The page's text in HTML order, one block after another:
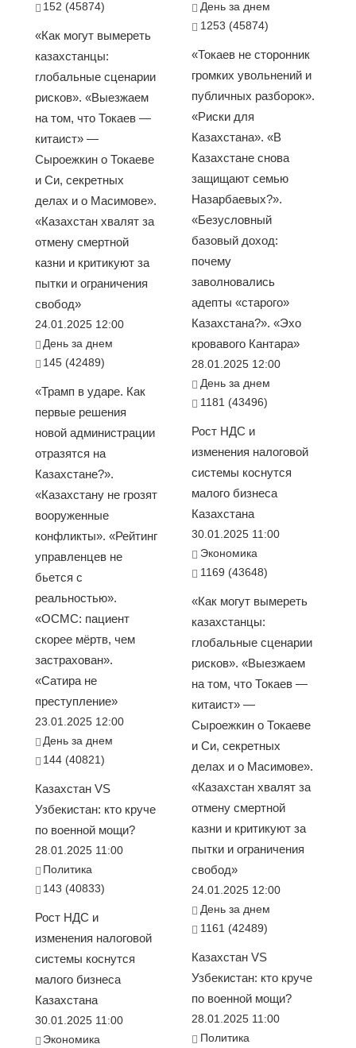
152 (45874)
«Как могут вымереть
казахстанцы:
глобальные сценарии
рисков». «Выезжаем
на том, что Токаев —
китаист» —
Сыроежкин о Токаеве
и Си, секретных
делах и о Масимове».
«Казахстан хвалят за
отмену смертной
казни и критикуют за
пытки и ограничения
свобод»
24.01.2025 12:00
День за днем
145 (42489)
«Трамп в ударе. Как
первые решения
новой администрации
отразятся на
Казахстане?».
«Казахстану не грозят
вооруженные
конфликты». «Рейтинг
управленцев не
бьется с
реальностью».
«ОСМС: пациент
скорее мёртв, чем
застрахован».
«Сатира не
преступление»
23.01.2025 12:00
День за днем
144 (40821)
Казахстан VS
Узбекистан: кто круче
по военной мощи?
28.01.2025 11:00
Политика
143 (40833)
Рост НДС и
изменения налоговой
системы коснутся
малого бизнеса
Казахстана
30.01.2025 11:00
Экономика
День за днем
1253 (45874)
«Токаев не сторонник
громких увольнений и
публичных разборок».
«Риски для
Казахстана». «В
Казахстане снова
защищают семью
Назарбаевых?».
«Безусловный
базовый доход:
почему
заволновались
адепты «старого»
Казахстана?». «Эхо
кровавого Кантара»
28.01.2025 12:00
День за днем
1181 (43496)
Рост НДС и
изменения налоговой
системы коснутся
малого бизнеса
Казахстана
30.01.2025 11:00
Экономика
1169 (43648)
«Как могут вымереть
казахстанцы:
глобальные сценарии
рисков». «Выезжаем
на том, что Токаев —
китаист» —
Сыроежкин о Токаеве
и Си, секретных
делах и о Масимове».
«Казахстан хвалят за
отмену смертной
казни и критикуют за
пытки и ограничения
свобод»
24.01.2025 12:00
День за днем
1161 (42489)
Казахстан VS
Узбекистан: кто круче
по военной мощи?
28.01.2025 11:00
Политика